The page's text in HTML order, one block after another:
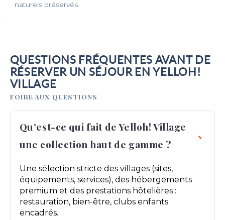
naturels préservés.
QUESTIONS FRÉQUENTES AVANT DE
RÉSERVER UN SÉJOUR EN YELLOH!
VILLAGE
FOIRE AUX QUESTIONS
Qu’est-ce qui fait de Yelloh! Village
une collection haut de gamme ?
Une sélection stricte des villages (sites,
équipements, services), des hébergements
premium et des prestations hôtelières :
restauration, bien-être, clubs enfants
encadrés.